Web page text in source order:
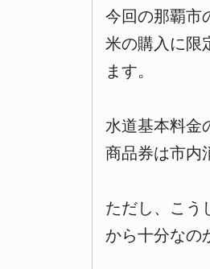
今回の那覇市
米の購入に限
ます。
水道基本料金
商品券は市内
ただし、こう
から十分なの